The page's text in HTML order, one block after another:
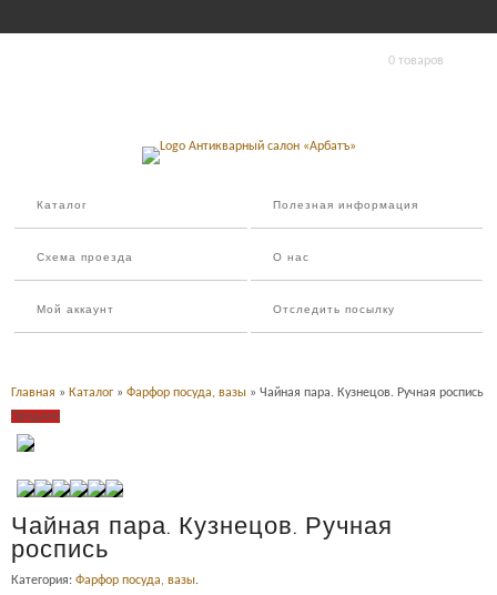
0 товаров
Каталог Полезная информация
Схема проезда О нас
Мой аккаунт Отследить посылку
Главная » Каталог » Фарфор посуда, вазы » Чайная пара. Кузнецов. Ручная роспись
Продано
Чайная пара. Кузнецов. Ручная
роспись
Категория: Фарфор посуда, вазы.